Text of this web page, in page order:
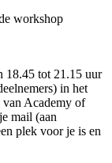
workshop
18.45 tot 21.15 uur
in het
van Academy of
mail (aan
plek voor je is en